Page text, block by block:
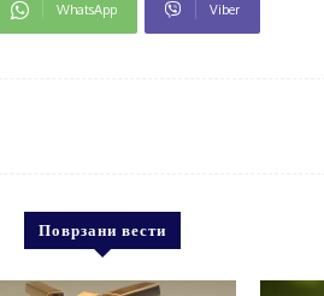
WhatsApp Viber
Поврзани вести